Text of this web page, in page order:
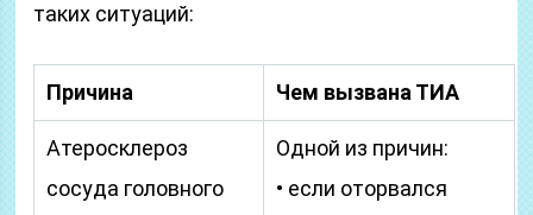
таких ситуаций:
Причина Чем вызвана ТИА
Атеросклероз
сосуда головного
Одной из причин:
• если оторвался